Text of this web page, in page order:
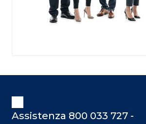
Assistenza 800 033 727 -